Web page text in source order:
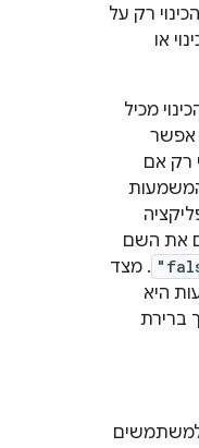
רק על
או
מכיל
אפשר
רק אם
המשמעות
את השם
. מצד
היא
ברירת
למשתמשים